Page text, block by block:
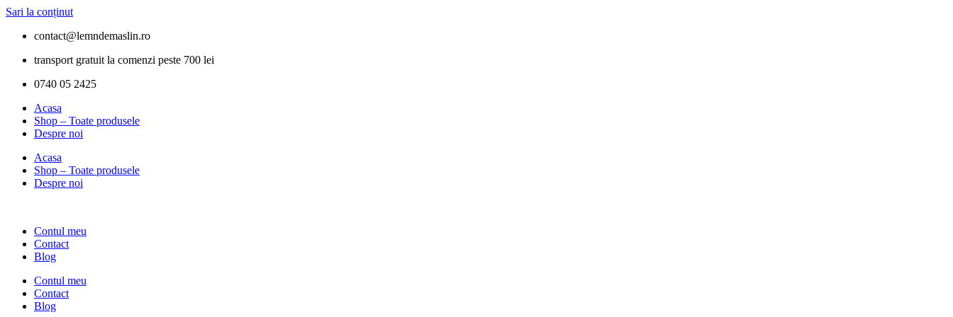
Sari la conținut
contact@lemndemaslin.ro
transport gratuit la comenzi peste 700 lei
0740 05 2425
Acasa
Shop – Toate produsele
Despre noi
Acasa
Shop – Toate produsele
Despre noi
Contul meu
Contact
Blog
Contul meu
Contact
Blog